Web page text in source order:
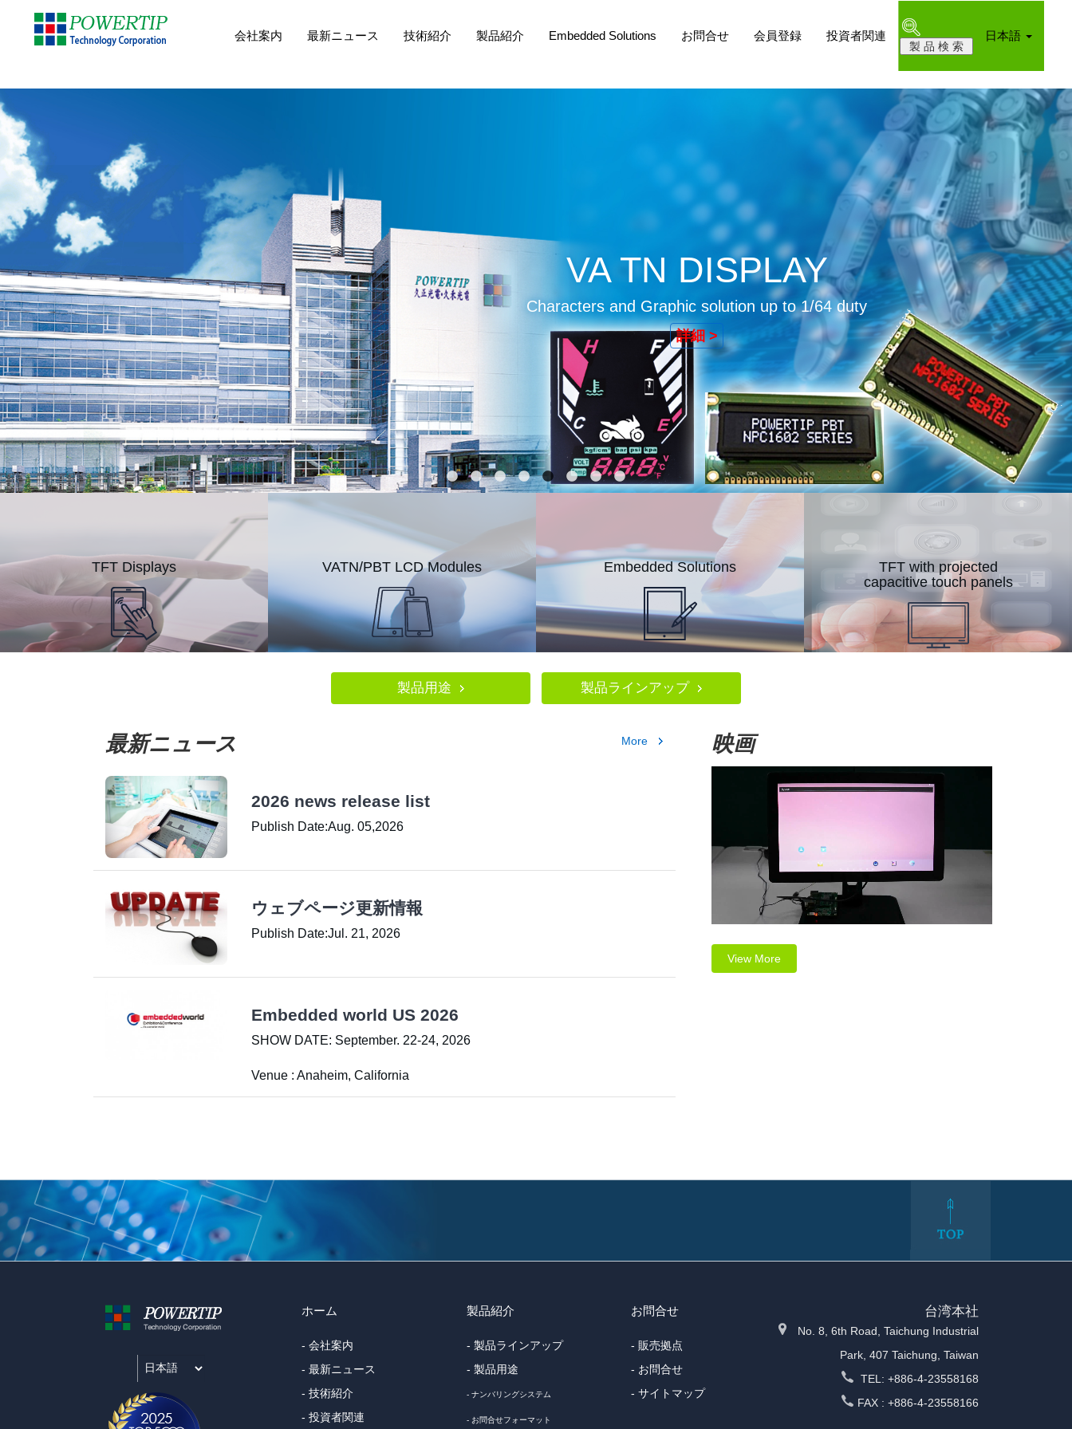
会社案内 最新ニュース 技術紹介 製品紹介 Embedded Solutions お問合せ 会員登録 投資者関連 日本語
詳細 >
clear choice
詳細 >
詳細 >
VA TN DISPLAY
Characters and Graphic solution up to 1/64 duty
詳細 >
詳細 >
詳細 >
詳細 >
TFT Displays VATN/PBT LCD Modules Embedded Solutions
TFT with projected
capacitive touch panels
製品用途 製品ラインアップ
最新ニュース More
2026 news release list
Publish Date:Aug. 05,2026
ウェブページ更新情報
Publish Date:Jul. 21, 2026
Embedded world US 2026
SHOW DATE: September. 22-24, 2026
Venue : Anaheim, California
映画
View More
ホーム
- 会社案内
- 最新ニュース
- 技術紹介
- 投資者関連
製品紹介
- 製品ラインアップ
- 製品用途
- ナンバリングシステム
- お問合せフォーマット
お問合せ
- 販売拠点
- お問合せ
- サイトマップ
台湾本社
No. 8, 6th Road, Taichung Industrial
Park, 407 Taichung, Taiwan
TEL: +886-4-23558168
FAX : +886-4-23558166